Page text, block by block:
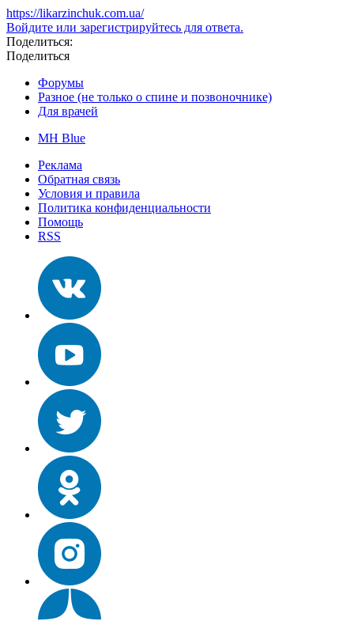
https://likarzinchuk.com.ua/
Войдите или зарегистрируйтесь для ответа.
Поделиться:
Поделиться
Форумы
Разное (не только о спине и позвоночнике)
Для врачей
MH Blue
Реклама
Обратная связь
Условия и правила
Политика конфиденциальности
Помощь
RSS